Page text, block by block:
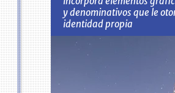
y denominativos que le
identidad propia